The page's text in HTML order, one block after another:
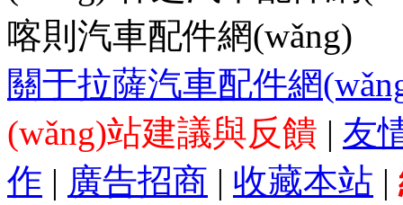
喀則汽車配件網(wǎng)
關于拉薩汽車配件網
(wǎng)站建議與反饋 | 友
作 | 廣告招商 | 收藏本站 |